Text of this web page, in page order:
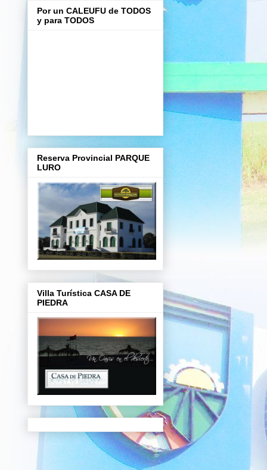
Por un CALEUFU de TODOS
y para TODOS
Reserva Provincial PARQUE
LURO
Villa Turística CASA DE
PIEDRA